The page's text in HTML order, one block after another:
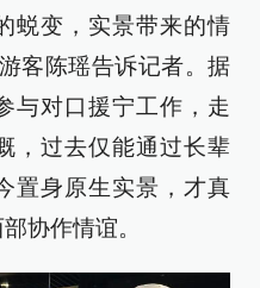
蜕变，实景带来的情
客陈瑶告诉记者。据
与对口援宁工作，走
，过去仅能通过长辈
置身原生实景，才真
协作情谊。